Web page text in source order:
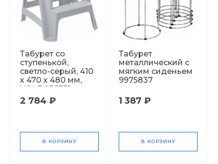
Табурет со
ступенькой,
светло-серый, 410
х 470 х 480 мм,
VOLF 035751
2 784 ₽
В КОРЗИНУ
Табурет
металлический с
мягким сиденьем
9975837
1 387 ₽
В КОРЗИНУ